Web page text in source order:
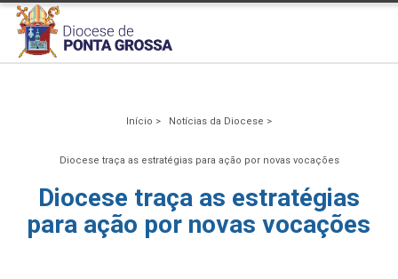
Início > Notícias da Diocese >
Diocese traça as estratégias para ação por novas vocações
Diocese traça as estratégias
para ação por novas vocações